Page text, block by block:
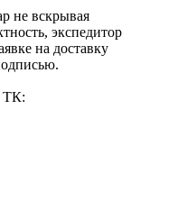
не вскрывая
экспедитор
на доставку
ТК: